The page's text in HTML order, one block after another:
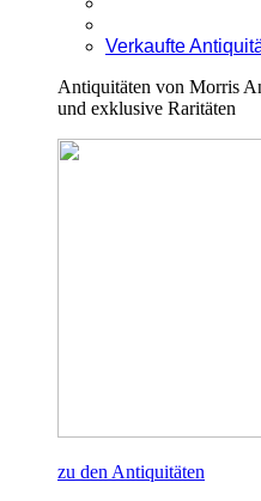
Verkaufte
Antiquitäten von Morris
und exklusive Raritäten
zu den Antiquitäten